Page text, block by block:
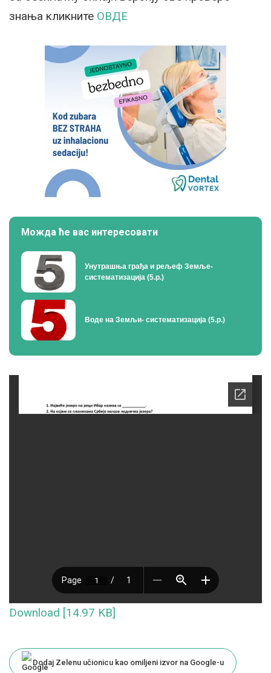
знања кликните ОВДЕ
Можда ће вас интересовати
Унутрашња грађа и рељеф Земље-
систематизација (5.р.)
Воде на Земљи- систематизација (5.р.)
Download [14.97 KB]
Dodaj Zelenu učionicu kao omiljeni izvor na Google-u